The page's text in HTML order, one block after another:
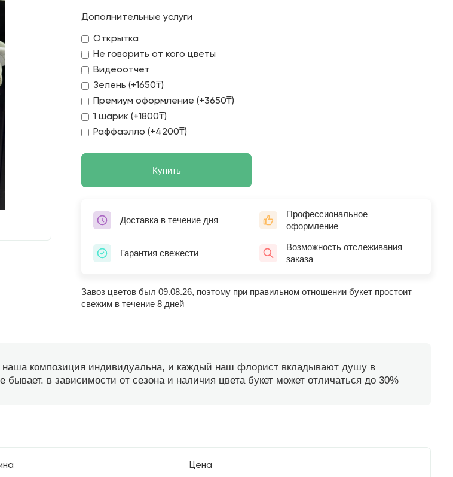
Дополнительные услуги
Открытка
Не говорить от кого цветы
Видеоотчет
Зелень (+1650₸)
Премиум оформление (+3650₸)
1 шарик (+1800₸)
Раффаэлло (+4200₸)
Купить
Доставка в течение дня
Профессиональное
оформление
Гарантия свежести
Возможность отслеживания
заказа
Завоз цветов был 09.08.26, поэтому при правильном отношении букет простоит
свежим в течение 8 дней
композиция индивидуальна, и каждый наш флорист вкладывают душу в
в зависимости от сезона и наличия цвета букет может отличаться до 30%
Цена